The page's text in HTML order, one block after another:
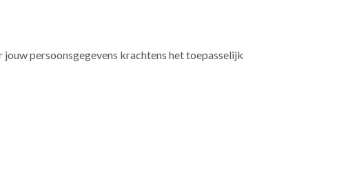
persoonsgegevens krachtens het toepasselijk